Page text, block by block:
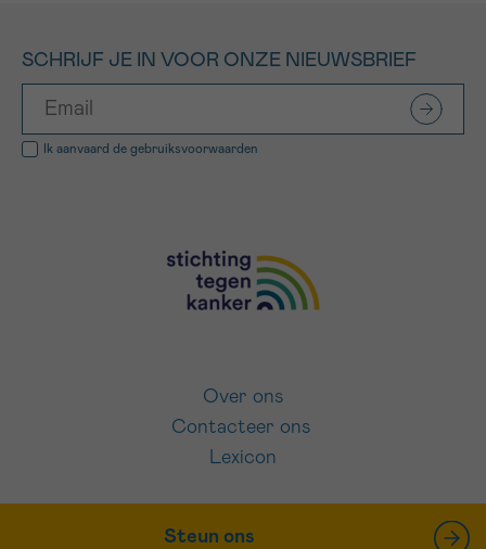
SCHRIJF JE IN VOOR ONZE NIEUWSBRIEF
Ik aanvaard de gebruiksvoorwaarden
Over ons
Contacteer ons
Lexicon
Steun ons